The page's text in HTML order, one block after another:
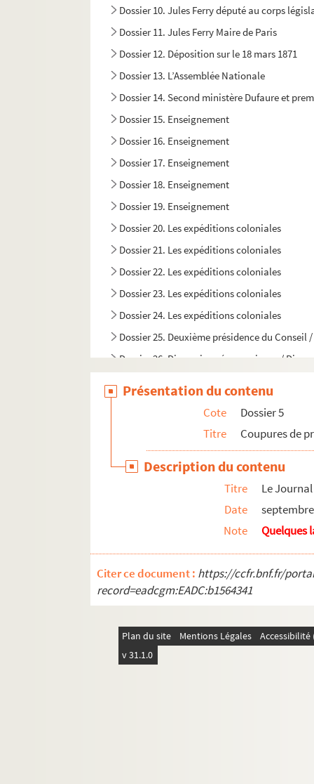
Dossier 10. Jules Ferry député au corps
Dossier 11. Jules Ferry Maire de Paris
Dossier 12. Déposition sur le 18 mars 1871
Dossier 13. L’Assemblée Nationale
Dossier 14. Second ministère Dufaure et
Dossier 15. Enseignement
Dossier 16. Enseignement
Dossier 17. Enseignement
Dossier 18. Enseignement
Dossier 19. Enseignement
Dossier 20. Les expéditions coloniales
Dossier 21. Les expéditions coloniales
Dossier 22. Les expéditions coloniales
Dossier 23. Les expéditions coloniales
Dossier 24. Les expéditions coloniales
Dossier 25. Deuxième présidence du
Dossier 26. Discussions économiques /
Dossier 31. Jules Ferry sénateur
Dossier 32. Jules Ferry sénateur
Dossier 33. Divers / Distinctions honorifiques
Présentation du contenu
Cote
Dossier 5
Titre
Coupures de
Description du contenu
Titre
Le
Date
Note
Quelques
Citer ce document : https://ccfr.bnf.fr/
record=eadcgm:EADC:b1564341
Plan du site Mentions Légales
v 31.1.0